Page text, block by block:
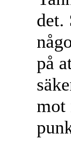
det.
på
mot